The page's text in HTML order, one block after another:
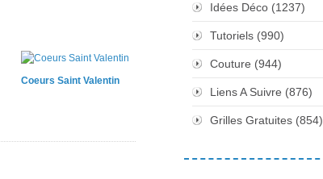
Coeurs Saint Valentin
Idées Déco (1237)
Tutoriels (990)
Couture (944)
Liens A Suivre (876)
Grilles Gratuites (854)